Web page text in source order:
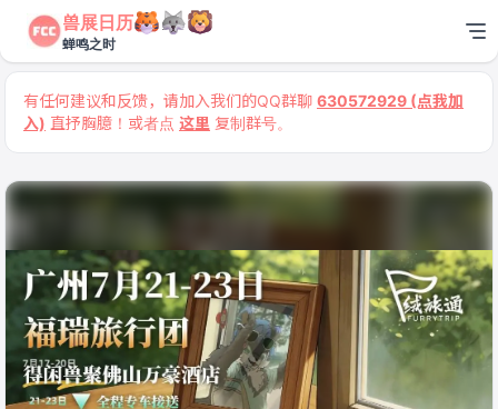
兽展日历
蝉鸣之时
有任何建议和反馈，请加入我们的QQ群聊 630572929 (点我加
入) 直抒胸臆！或者点 这里 复制群号。